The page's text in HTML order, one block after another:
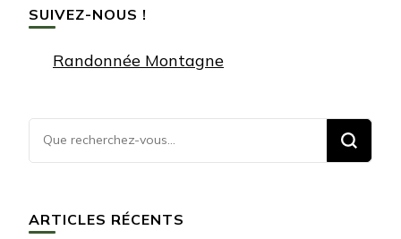
SUIVEZ-NOUS !
Randonnée Montagne
Vous
recherchiez
ARTICLES RÉCENTS